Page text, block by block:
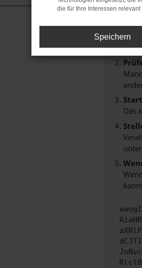
Beim
Das
die für Ihre Interessen relevant
Speichern